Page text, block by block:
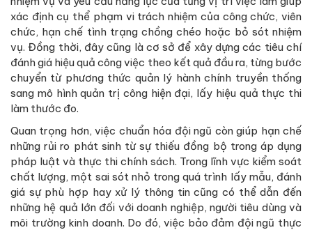
xác định cụ thể phạm vi trách nhiệm của công chức, viên
chức, hạn chế tình trạng chồng chéo hoặc bỏ sót nhiệm
vụ. Đồng thời, đây cũng là cơ sở để xây dựng các tiêu chí
đánh giá hiệu quả công việc theo kết quả đầu ra, từng bước
chuyển từ phương thức quản lý hành chính truyền thống
sang mô hình quản trị công hiện đại, lấy hiệu quả thực thi
làm thước đo.
Quan trọng hơn, việc chuẩn hóa đội ngũ còn giúp hạn chế
những rủi ro phát sinh từ sự thiếu đồng bộ trong áp dụng
pháp luật và thực thi chính sách. Trong lĩnh vực kiểm soát
chất lượng, một sai sót nhỏ trong quá trình lấy mẫu, đánh
giá sự phù hợp hay xử lý thông tin cũng có thể dẫn đến
những hệ quả lớn đối với doanh nghiệp, người tiêu dùng và
môi trường kinh doanh. Do đó, việc bảo đảm đội ngũ thực